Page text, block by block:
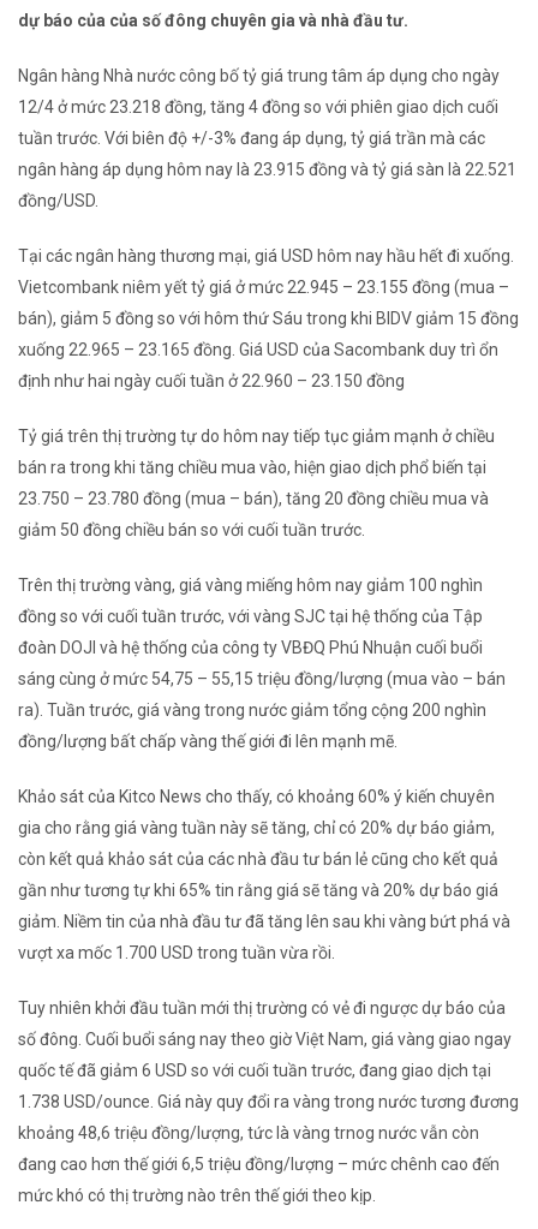
dự báo của của số đông chuyên gia và nhà đầu tư.
Ngân hàng Nhà nước công bố tỷ giá trung tâm áp dụng cho ngày
12/4 ở mức 23.218 đồng, tăng 4 đồng so với phiên giao dịch cuối
tuần trước. Với biên độ +/-3% đang áp dụng, tỷ giá trần mà các
ngân hàng áp dụng hôm nay là 23.915 đồng và tỷ giá sàn là 22.521
đồng/USD.
Tại các ngân hàng thương mại, giá USD hôm nay hầu hết đi xuống.
Vietcombank niêm yết tỷ giá ở mức 22.945 – 23.155 đồng (mua –
bán), giảm 5 đồng so với hôm thứ Sáu trong khi BIDV giảm 15 đồng
xuống 22.965 – 23.165 đồng. Giá USD của Sacombank duy trì ổn
định như hai ngày cuối tuần ở 22.960 – 23.150 đồng
Tỷ giá trên thị trường tự do hôm nay tiếp tục giảm mạnh ở chiều
bán ra trong khi tăng chiều mua vào, hiện giao dịch phổ biến tại
23.750 – 23.780 đồng (mua – bán), tăng 20 đồng chiều mua và
giảm 50 đồng chiều bán so với cuối tuần trước.
Trên thị trường vàng, giá vàng miếng hôm nay giảm 100 nghìn
đồng so với cuối tuần trước, với vàng SJC tại hệ thống của Tập
đoàn DOJI và hệ thống của công ty VBĐQ Phú Nhuận cuối buổi
sáng cùng ở mức 54,75 – 55,15 triệu đồng/lượng (mua vào – bán
ra). Tuần trước, giá vàng trong nước giảm tổng cộng 200 nghìn
đồng/lượng bất chấp vàng thế giới đi lên mạnh mẽ.
Khảo sát của Kitco News cho thấy, có khoảng 60% ý kiến chuyên
gia cho rằng giá vàng tuần này sẽ tăng, chỉ có 20% dự báo giảm,
còn kết quả khảo sát của các nhà đầu tư bán lẻ cũng cho kết quả
gần như tương tự khi 65% tin rằng giá sẽ tăng và 20% dự báo giá
giảm. Niềm tin của nhà đầu tư đã tăng lên sau khi vàng bứt phá và
vượt xa mốc 1.700 USD trong tuần vừa rồi.
Tuy nhiên khởi đầu tuần mới thị trường có vẻ đi ngược dự báo của
số đông. Cuối buổi sáng nay theo giờ Việt Nam, giá vàng giao ngay
quốc tế đã giảm 6 USD so với cuối tuần trước, đang giao dịch tại
1.738 USD/ounce. Giá này quy đổi ra vàng trong nước tương đương
khoảng 48,6 triệu đồng/lượng, tức là vàng trnog nước vẫn còn
đang cao hơn thế giới 6,5 triệu đồng/lượng – mức chênh cao đến
mức khó có thị trường nào trên thế giới theo kịp.